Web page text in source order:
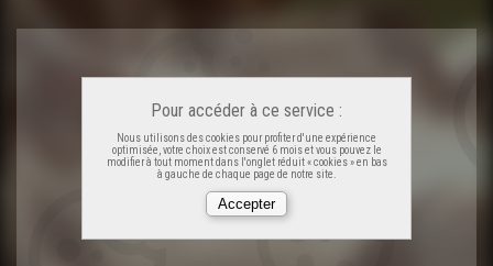
Pour accéder à ce service :
Nous utilisons des cookies pour profiter d'une expérience
optimisée, votre choix est conservé 6 mois et vous pouvez le
modifier à tout moment dans l'onglet réduit « cookies » en bas
à gauche de chaque page de notre site.
Laurenç Cavaliè e lo Caporal Bartàs